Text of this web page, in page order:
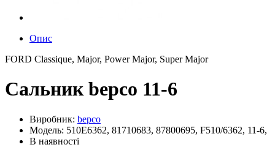
Опис
FORD Classique, Major, Power Major, Super Major
Сальник bepco 11-6
Виробник: bepco
Модель: 510E6362, 81710683, 87800695, F510/6362, 11-6,
В наявності